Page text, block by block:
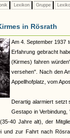
Lexikon Gruppe
in Rösrath
Am 4. September 1937
Erfahrung gebracht
(Kirmes) fahren
versehen". Nach den
Appellhofplatz, vom
Derartig alarmiert setzt
Gestapo in
40 Jahre alt), der
und zur Fahrt nach